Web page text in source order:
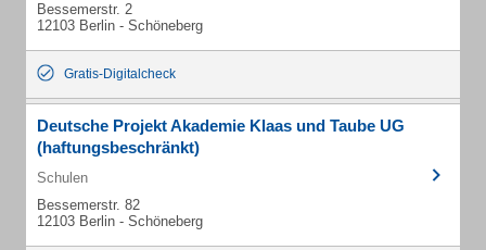
Bessemerstr. 2
12103 Berlin - Schöneberg
Gratis-Digitalcheck
Deutsche Projekt Akademie Klaas und Taube UG
(haftungsbeschränkt)
Schulen
Bessemerstr. 82
12103 Berlin - Schöneberg